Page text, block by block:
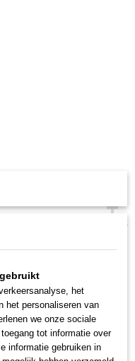
pantograaf.
het
het personaliseren van
we onze sociale
tot informatie over
informatie gebruiken in